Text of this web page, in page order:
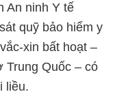
An ninh Y tế
quỹ bảo hiểm y
xin bất hoạt –
Trung Quốc – có
liều.